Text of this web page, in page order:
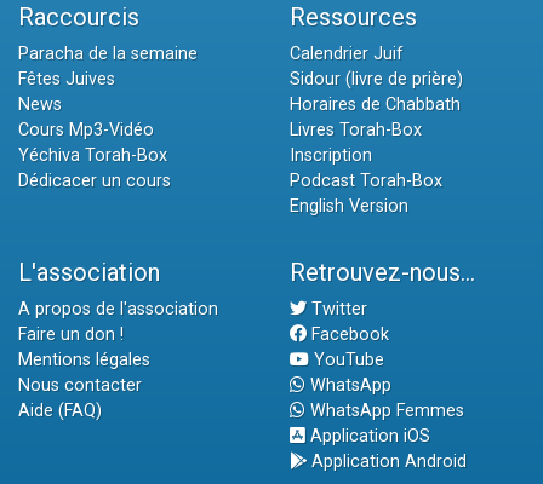
Raccourcis
Paracha de la semaine
Fêtes Juives
News
Cours Mp3-Vidéo
Yéchiva Torah-Box
Dédicacer un cours
Ressources
Calendrier Juif
Sidour (livre de prière)
Horaires de Chabbath
Livres Torah-Box
Inscription
Podcast Torah-Box
English Version
L'association
A propos de l'association
Faire un don !
Mentions légales
Nous contacter
Aide (FAQ)
Retrouvez-nous...
Twitter
Facebook
YouTube
WhatsApp
WhatsApp Femmes
Application iOS
Application Android